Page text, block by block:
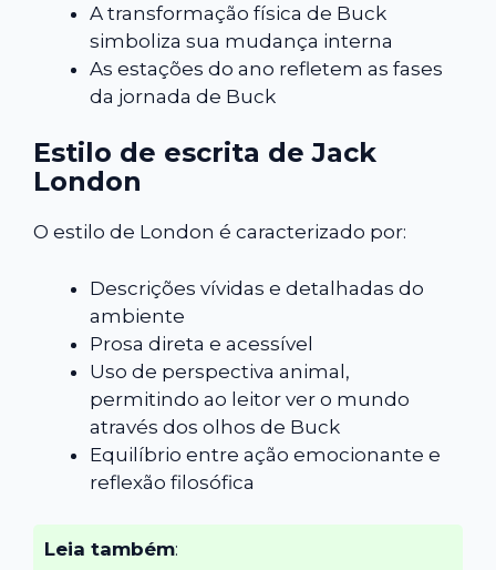
A transformação física de Buck
simboliza sua mudança interna
As estações do ano refletem as fases
da jornada de Buck
Estilo de escrita de Jack
London
O estilo de London é caracterizado por:
Descrições vívidas e detalhadas do
ambiente
Prosa direta e acessível
Uso de perspectiva animal,
permitindo ao leitor ver o mundo
através dos olhos de Buck
Equilíbrio entre ação emocionante e
reflexão filosófica
Leia também: